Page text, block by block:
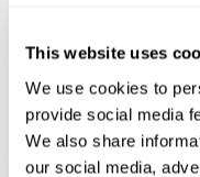
This website uses
We use cookies to
provide social media
We also share
our social media,
Enséñale a
fácil.
Enfócate en
en la